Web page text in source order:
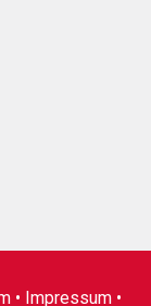
• Impressum•